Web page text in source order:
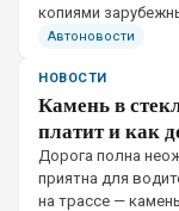
копиями
мототехники в
Автоновости
НОВОСТИ
Камень в
платит и как
Дорога полна
приятна для
на трассе —